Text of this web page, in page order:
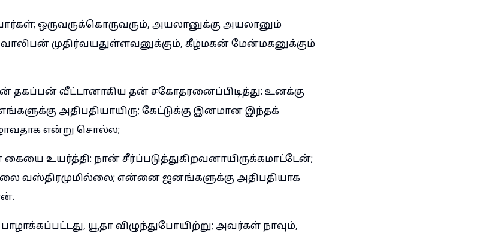
ஒருவருக்கொருவரும், அயலானுக்கு அயலானும்
வாலிபன் முதிர்வயதுள்ளவனுக்கும், கீழ்மகன் மேன்மகனுக்கும்
தகப்பன் வீட்டானாகிய தன் சகோதரனைப்பிடித்து: உனக்கு
அதிபதியாயிரு; கேட்டுக்கு இனமான இந்தக்
என்று சொல்ல;
உயர்த்தி: நான் சீர்ப்படுத்துகிறவனாயிருக்கமாட்டேன்;
வஸ்திரமுமில்லை; என்னை ஜனங்களுக்கு அதிபதியாக
யூதா விழுந்துபோயிற்று; அவர்கள் நாவும்,